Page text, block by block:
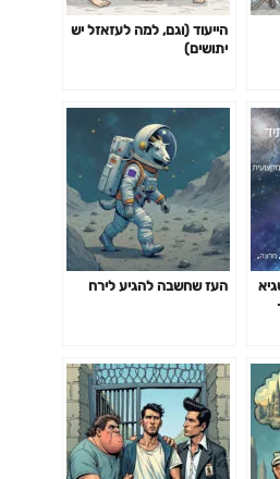
הייעוד (וגם, למה לעזאזל יש
יתושים)
העז שחשבה להגיע לירח